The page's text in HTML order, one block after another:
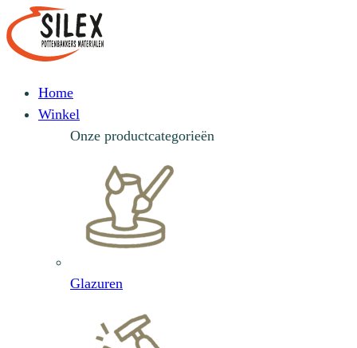
Home
Winkel
Onze productcategorieën
Glazuren